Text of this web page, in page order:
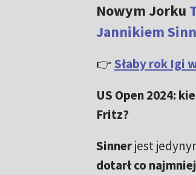
Nowym Jorku
Jannikiem
👉 Słaby rok Igi
US Open 2024:
Fritz?
Sinnerjest
dotarł co